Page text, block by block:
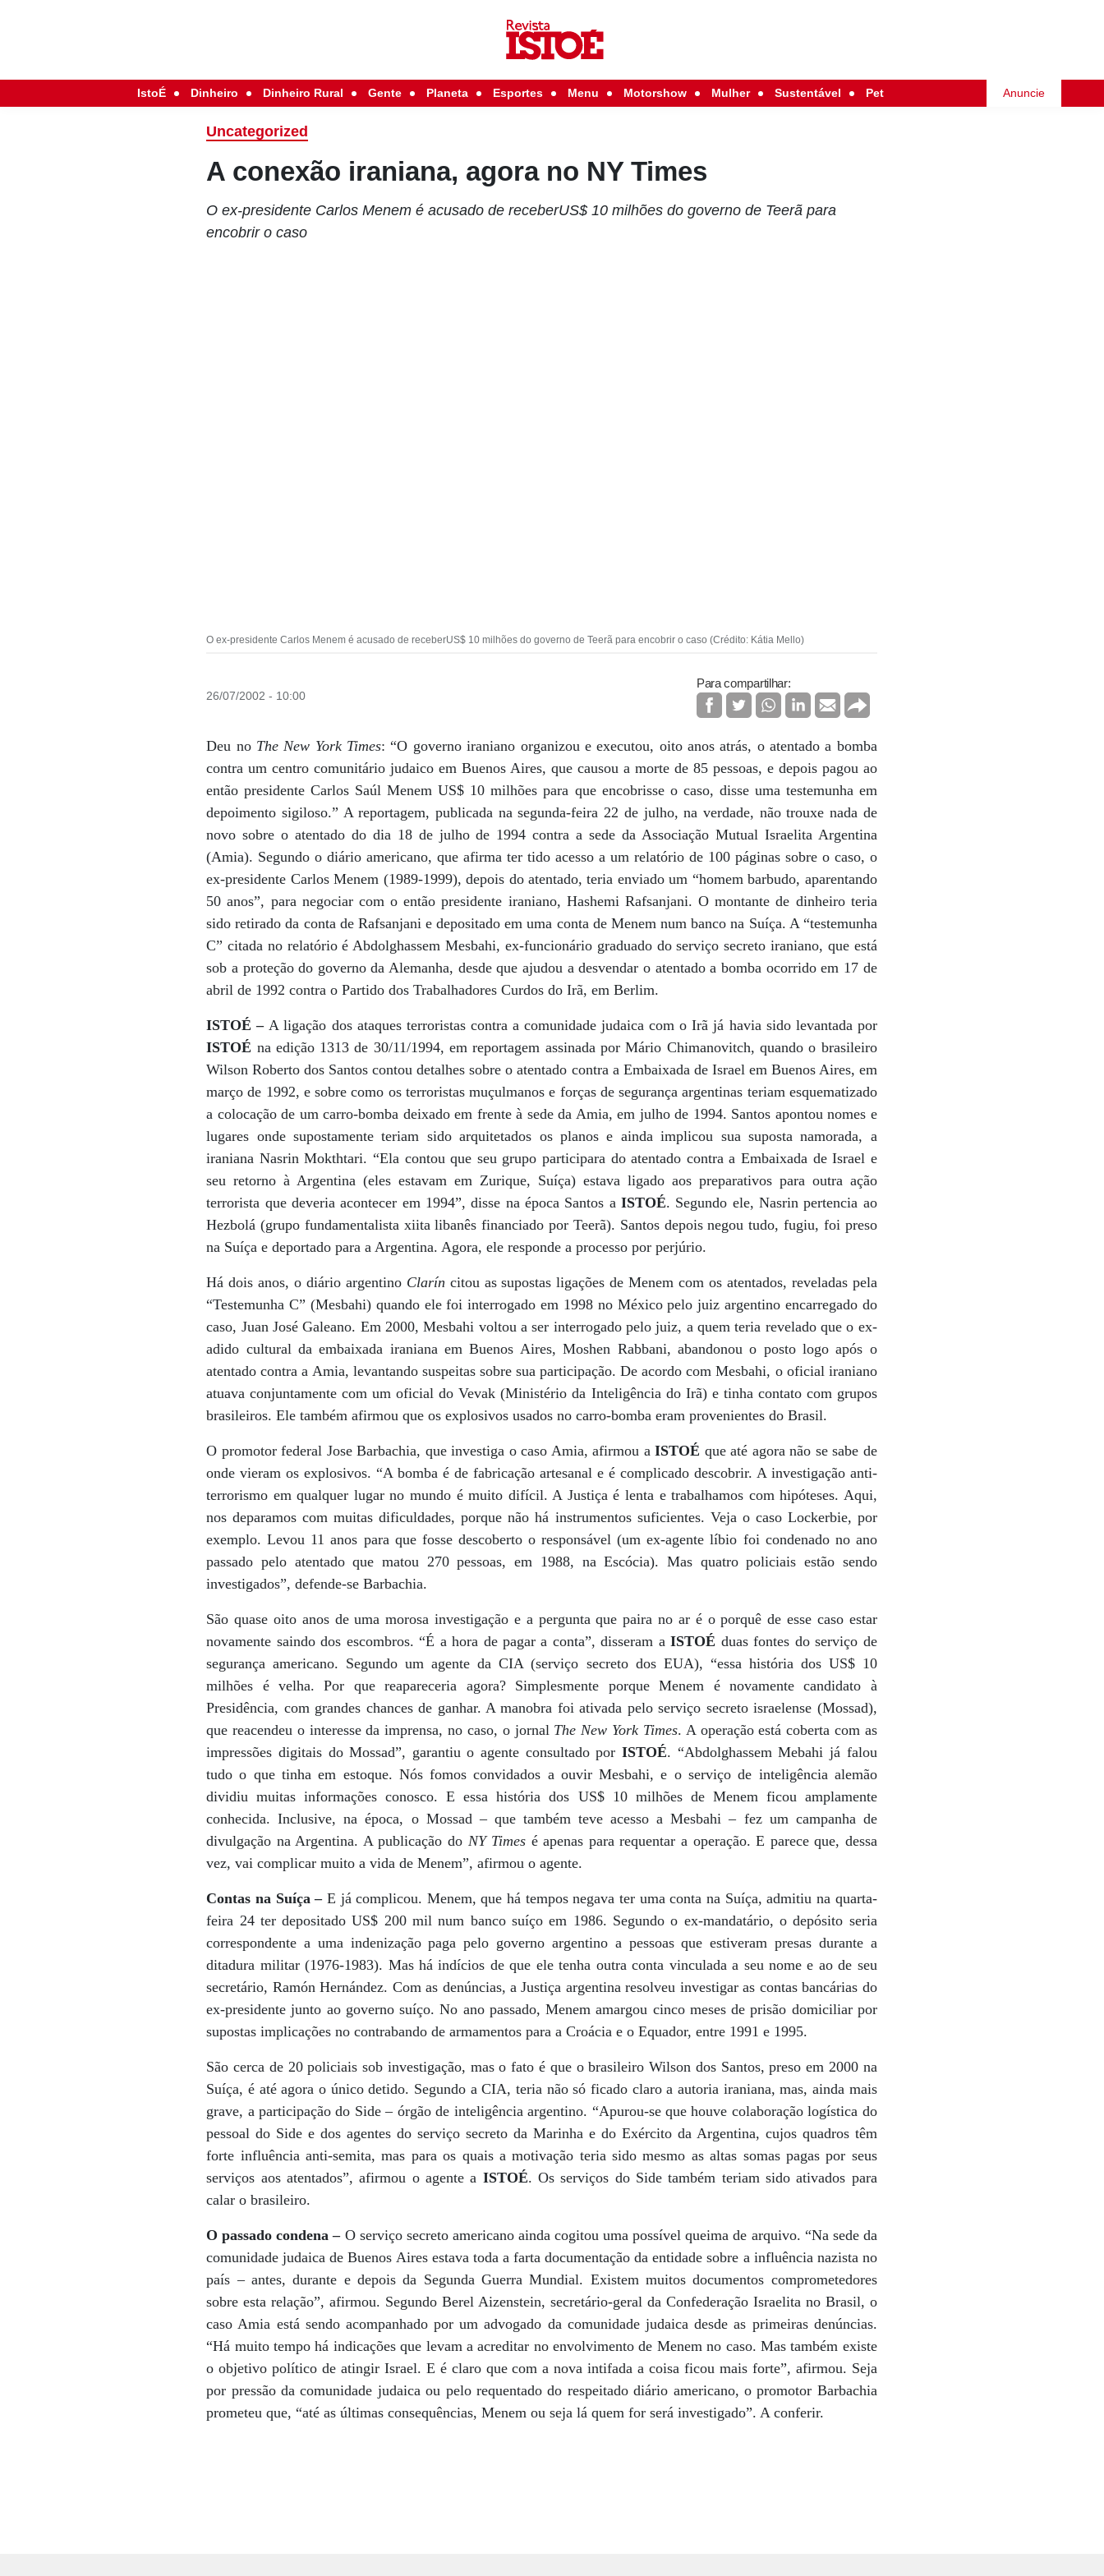
IstoÉ Dinheiro Dinheiro Rural Gente Planeta Esportes Menu Motorshow Mulher Sustentável Pet Anuncie
Uncategorized
A conexão iraniana, agora no NY Times
O ex-presidente Carlos Menem é acusado de receberUS$ 10 milhões do governo de Teerã para
encobrir o caso
O ex-presidente Carlos Menem é acusado de receberUS$ 10 milhões do governo de Teerã para encobrir o caso (Crédito: Kátia Mello)
26/07/2002 - 10:00
Para compartilhar:
Deu no The New York Times: “O governo iraniano organizou e executou, oito anos atrás, o atentado a bomba
contra um centro comunitário judaico em Buenos Aires, que causou a morte de 85 pessoas, e depois pagou ao
então presidente Carlos Saúl Menem US$ 10 milhões para que encobrisse o caso, disse uma testemunha em
depoimento sigiloso.” A reportagem, publicada na segunda-feira 22 de julho, na verdade, não trouxe nada de
novo sobre o atentado do dia 18 de julho de 1994 contra a sede da Associação Mutual Israelita Argentina
(Amia). Segundo o diário americano, que afirma ter tido acesso a um relatório de 100 páginas sobre o caso, o
ex-presidente Carlos Menem (1989-1999), depois do atentado, teria enviado um “homem barbudo, aparentando
50 anos”, para negociar com o então presidente iraniano, Hashemi Rafsanjani. O montante de dinheiro teria
sido retirado da conta de Rafsanjani e depositado em uma conta de Menem num banco na Suíça. A “testemunha
C” citada no relatório é Abdolghassem Mesbahi, ex-funcionário graduado do serviço secreto iraniano, que está
sob a proteção do governo da Alemanha, desde que ajudou a desvendar o atentado a bomba ocorrido em 17 de
abril de 1992 contra o Partido dos Trabalhadores Curdos do Irã, em Berlim.
ISTOÉ –A ligação dos ataques terroristas contra a comunidade judaica com o Irã já havia sido levantada por
ISTOÉ na edição 1313 de 30/11/1994, em reportagem assinada por Mário Chimanovitch, quando o brasileiro
Wilson Roberto dos Santos contou detalhes sobre o atentado contra a Embaixada de Israel em Buenos Aires, em
março de 1992, e sobre como os terroristas muçulmanos e forças de segurança argentinas teriam esquematizado
a colocação de um carro-bomba deixado em frente à sede da Amia, em julho de 1994. Santos apontou nomes e
lugares onde supostamente teriam sido arquitetados os planos e ainda implicou sua suposta namorada, a
iraniana Nasrin Mokthtari. “Ela contou que seu grupo participara do atentado contra a Embaixada de Israel e
seu retorno à Argentina (eles estavam em Zurique, Suíça) estava ligado aos preparativos para outra ação
terrorista que deveria acontecer em 1994”, disse na época Santos aISTOÉ. Segundo ele, Nasrin pertencia ao
Hezbolá (grupo fundamentalista xiita libanês financiado por Teerã). Santos depois negou tudo, fugiu, foi preso
na Suíça e deportado para a Argentina. Agora, ele responde a processo por perjúrio.
Há dois anos, o diário argentino Clarín citou as supostas ligações de Menem com os atentados, reveladas pela
“Testemunha C” (Mesbahi) quando ele foi interrogado em 1998 no México pelo juiz argentino encarregado do
caso, Juan José Galeano. Em 2000, Mesbahi voltou a ser interrogado pelo juiz, a quem teria revelado que o ex-
adido cultural da embaixada iraniana em Buenos Aires, Moshen Rabbani, abandonou o posto logo após o
atentado contra a Amia, levantando suspeitas sobre sua participação. De acordo com Mesbahi, o oficial iraniano
atuava conjuntamente com um oficial do Vevak (Ministério da Inteligência do Irã) e tinha contato com grupos
brasileiros. Ele também afirmou que os explosivos usados no carro-bomba eram provenientes do Brasil.
O promotor federal Jose Barbachia, que investiga o caso Amia, afirmou aISTOÉ que até agora não se sabe de
onde vieram os explosivos. “A bomba é de fabricação artesanal e é complicado descobrir. A investigação anti-
terrorismo em qualquer lugar no mundo é muito difícil. A Justiça é lenta e trabalhamos com hipóteses. Aqui,
nos deparamos com muitas dificuldades, porque não há instrumentos suficientes. Veja o caso Lockerbie, por
exemplo. Levou 11 anos para que fosse descoberto o responsável (um ex-agente líbio foi condenado no ano
passado pelo atentado que matou 270 pessoas, em 1988, na Escócia). Mas quatro policiais estão sendo
investigados”, defende-se Barbachia.
São quase oito anos de uma morosa investigação e a pergunta que paira no ar é o porquê de esse caso estar
novamente saindo dos escombros. “É a hora de pagar a conta”, disseram aISTOÉ duas fontes do serviço de
segurança americano. Segundo um agente da CIA (serviço secreto dos EUA), “essa história dos US$ 10
milhões é velha. Por que reapareceria agora? Simplesmente porque Menem é novamente candidato à
Presidência, com grandes chances de ganhar. A manobra foi ativada pelo serviço secreto israelense (Mossad),
que reacendeu o interesse da imprensa, no caso, o jornal The New York Times. A operação está coberta com as
impressões digitais do Mossad”, garantiu o agente consultado porISTOÉ. “Abdolghassem Mebahi já falou
tudo o que tinha em estoque. Nós fomos convidados a ouvir Mesbahi, e o serviço de inteligência alemão
dividiu muitas informações conosco. E essa história dos US$ 10 milhões de Menem ficou amplamente
conhecida. Inclusive, na época, o Mossad – que também teve acesso a Mesbahi – fez um campanha de
divulgação na Argentina. A publicação do NY Times é apenas para requentar a operação. E parece que, dessa
vez, vai complicar muito a vida de Menem”, afirmou o agente.
Contas na Suíça –E já complicou. Menem, que há tempos negava ter uma conta na Suíça, admitiu na quarta-
feira 24 ter depositado US$ 200 mil num banco suíço em 1986. Segundo o ex-mandatário, o depósito seria
correspondente a uma indenização paga pelo governo argentino a pessoas que estiveram presas durante a
ditadura militar (1976-1983). Mas há indícios de que ele tenha outra conta vinculada a seu nome e ao de seu
secretário, Ramón Hernández. Com as denúncias, a Justiça argentina resolveu investigar as contas bancárias do
ex-presidente junto ao governo suíço. No ano passado, Menem amargou cinco meses de prisão domiciliar por
supostas implicações no contrabando de armamentos para a Croácia e o Equador, entre 1991 e 1995.
São cerca de 20 policiais sob investigação, mas o fato é que o brasileiro Wilson dos Santos, preso em 2000 na
Suíça, é até agora o único detido. Segundo a CIA, teria não só ficado claro a autoria iraniana, mas, ainda mais
grave, a participação do Side – órgão de inteligência argentino. “Apurou-se que houve colaboração logística do
pessoal do Side e dos agentes do serviço secreto da Marinha e do Exército da Argentina, cujos quadros têm
forte influência anti-semita, mas para os quais a motivação teria sido mesmo as altas somas pagas por seus
serviços aos atentados”, afirmou o agente a ISTOÉ. Os serviços do Side também teriam sido ativados para
calar o brasileiro.
O passado condena –O serviço secreto americano ainda cogitou uma possível queima de arquivo. “Na sede da
comunidade judaica de Buenos Aires estava toda a farta documentação da entidade sobre a influência nazista no
país – antes, durante e depois da Segunda Guerra Mundial. Existem muitos documentos comprometedores
sobre esta relação”, afirmou. Segundo Berel Aizenstein, secretário-geral da Confederação Israelita no Brasil, o
caso Amia está sendo acompanhado por um advogado da comunidade judaica desde as primeiras denúncias.
“Há muito tempo há indicações que levam a acreditar no envolvimento de Menem no caso. Mas também existe
o objetivo político de atingir Israel. E é claro que com a nova intifada a coisa ficou mais forte”, afirmou. Seja
por pressão da comunidade judaica ou pelo requentado do respeitado diário americano, o promotor Barbachia
prometeu que, “até as últimas consequências, Menem ou seja lá quem for será investigado”. A conferir.